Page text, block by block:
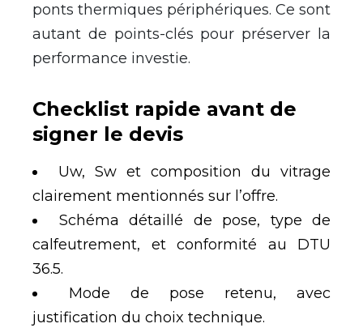
ponts thermiques périphériques. Ce sont
autant de points-clés pour préserver la
performance investie.
Checklist rapide avant de
signer le devis
Uw, Sw et composition du vitrage
clairement mentionnés sur l’offre.
Schéma détaillé de pose, type de
calfeutrement, et conformité au DTU
36.5.
Mode de pose retenu, avec
justification du choix technique.